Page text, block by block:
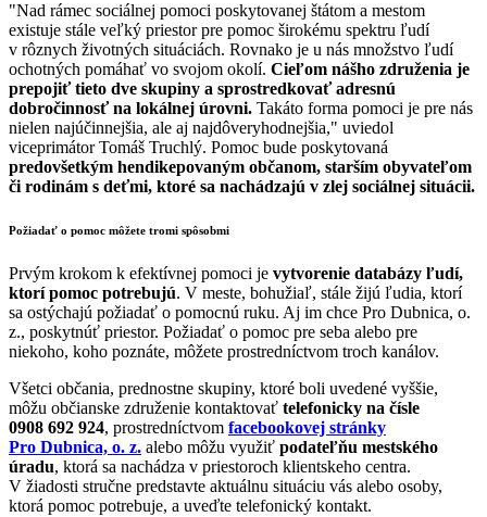
"Nad rámec sociálnej pomoci poskytovanej štátom a mestom
existuje stále veľký priestor pre pomoc širokému spektru ľudí
v rôznych životných situáciách. Rovnako je u nás množstvo ľudí
ochotných pomáhať vo svojom okolí. Cieľom nášho združenia je
prepojiť tieto dve skupiny a sprostredkovať adresnú
dobročinnosť na lokálnej úrovni. Takáto forma pomoci je pre nás
nielen najúčinnejšia, ale aj najdôveryhodnejšia," uviedol
viceprimátor Tomáš Truchlý. Pomoc bude poskytovaná
predovšetkým hendikepovaným občanom, starším obyvateľom
či rodinám s deťmi, ktoré sa nachádzajú v zlej sociálnej situácii.
Požiadať o pomoc môžete tromi spôsobmi
Prvým krokom k efektívnej pomoci je vytvorenie databázy ľudí,
ktorí pomoc potrebujú. V meste, bohužiaľ, stále žijú ľudia, ktorí
sa ostýchajú požiadať o pomocnú ruku. Aj im chce Pro Dubnica, o.
z., poskytnúť priestor. Požiadať o pomoc pre seba alebo pre
niekoho, koho poznáte, môžete prostredníctvom troch kanálov.
Všetci občania, prednostne skupiny, ktoré boli uvedené vyššie,
môžu občianske združenie kontaktovať telefonicky na čísle
0908 692 924, prostredníctvom facebookovej stránky
Pro Dubnica, o. z. alebo môžu využiť podateľňu mestského
úradu, ktorá sa nachádza v priestoroch klientskeho centra.
V žiadosti stručne predstavte aktuálnu situáciu vás alebo osoby,
ktorá pomoc potrebuje, a uveďte telefonický kontakt.